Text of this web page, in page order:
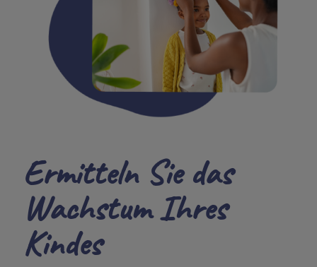
Ermitteln Sie das
Wachstum Ihres
Kindes